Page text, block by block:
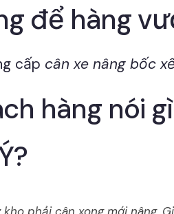
để hàng
cấp cân xe nâng bốc
hàng nói
kho phải cân xong mới nâng.